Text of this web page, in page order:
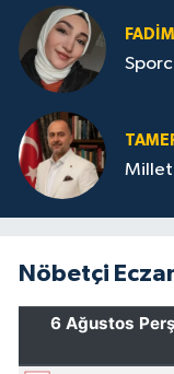
Nöbetçi